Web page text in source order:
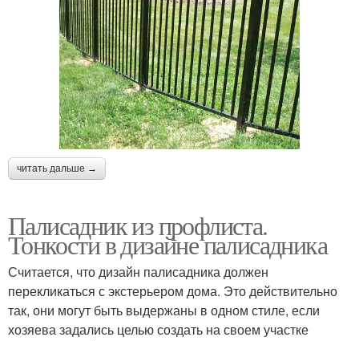
читать дальше →
Палисадник из профлиста.
Тонкости в дизайне палисадника
Считается, что дизайн палисадника должен
перекликаться с экстерьером дома. Это действительно
так, они могут быть выдержаны в одном стиле, если
хозяева задались целью создать на своем участке